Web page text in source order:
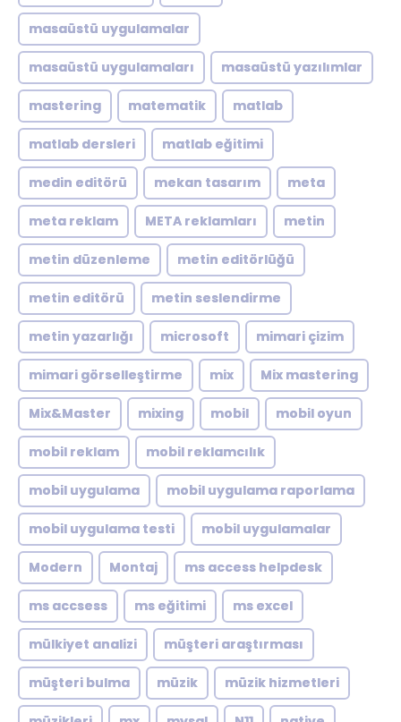
masaüstü uygulamalar
masaüstü uygulamaları masaüstü yazılımlar
mastering matematik matlab
matlab dersleri matlab eğitimi
medin editörü mekan tasarım meta
meta reklam META reklamları metin
metin düzenleme metin editörlüğü
metin editörü metin seslendirme
metin yazarlığı microsoft mimari çizim
mimari görselleştirme mix Mix mastering
Mix&Master mixing mobil mobil oyun
mobil reklam mobil reklamcılık
mobil uygulama mobil uygulama raporlama
mobil uygulama testi mobil uygulamalar
Modern Montaj ms access helpdesk
ms accsess ms eğitimi ms excel
mülkiyet analizi müşteri araştırması
müşteri bulma müzik müzik hizmetleri